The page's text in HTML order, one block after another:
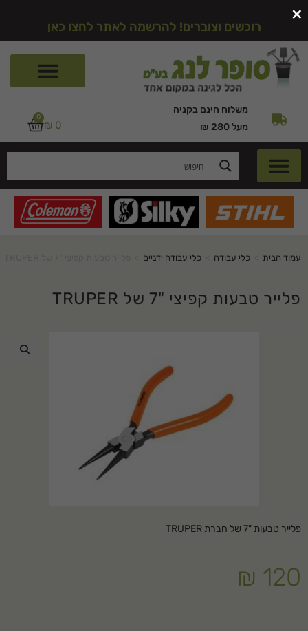
רוכשים וצוברים! להרשמה לאתר לחצו כאן
משלוח חינם בקניה
מעל 280 ₪
₪ 0
0
עמוד הבית כלי עבודה כלי עבודה ידניים
פלייר טבעות קפיצי "7 של TRUPER
פלייר טבעות "7 של חברת TRUPER
₪ 120
×